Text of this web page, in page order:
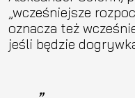
„wcześniejsze
oznacza też
jeśli będzie